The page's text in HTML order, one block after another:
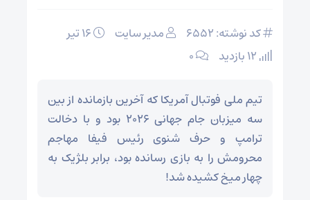
کد نوشته: 6552 مدیر سایت
۰
تیم ملی فوتبال آمریکا که آخرین بازمانده از بین
سه میزبان جام جهانی ۲۰۲۶ بود و با دخالت
ترامپ و حرف شنوی رئیس فیفا مهاجم
محرومش را به بازی رسانده بود، برابر بلژیک به
چهار میخ کشیده شد!